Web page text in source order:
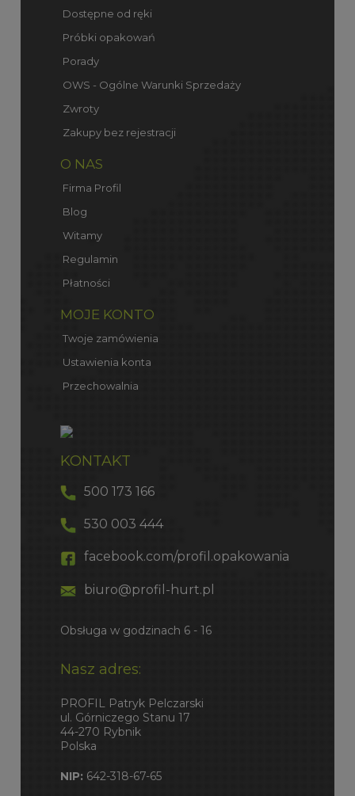
Dostępne od ręki
Próbki opakowań
Porady
OWS - Ogólne Warunki Sprzedaży
Zwroty
Zakupy bez rejestracji
O NAS
Firma Profil
Blog
Witamy
Regulamin
Płatności
MOJE KONTO
Twoje zamówienia
Ustawienia konta
Przechowalnia
KONTAKT
500 173 166
530 003 444
facebook.com/profil.opakowania
biuro@profil-hurt.pl
Obsługa w godzinach 6 - 16
Nasz adres:
PROFIL Patryk Pelczarski
ul. Górniczego Stanu 17
44-270 Rybnik
Polska
NIP: 642-318-67-65